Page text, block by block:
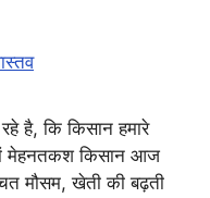
है, कि किसान हमारे
मेहनतकश किसान आज
मौसम, खेती की बढ़ती